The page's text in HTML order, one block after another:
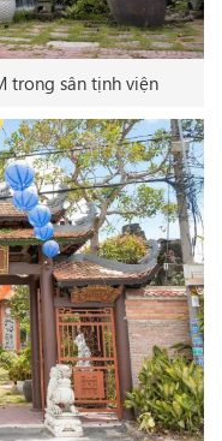
trong sân tịnh viện